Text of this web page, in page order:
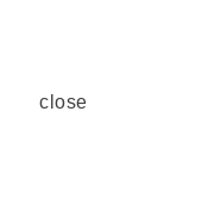
close